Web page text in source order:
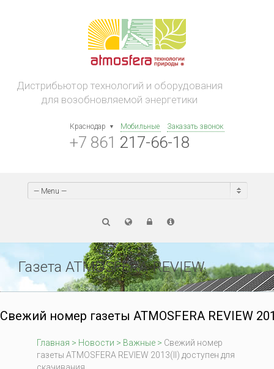
Дистрибьютор технологий и оборудования
для возобновляемой энергетики
Краснодар Мобильные Заказать звонок
+7 861 217-66-18
— Menu —
Газета ATMOSFERA-REVIEW
Свежий номер газеты ATMOSFERA REVIEW
Главная > Новости > Важные > Свежий номер
газеты ATMOSFERA REVIEW 2013(II) доступен для